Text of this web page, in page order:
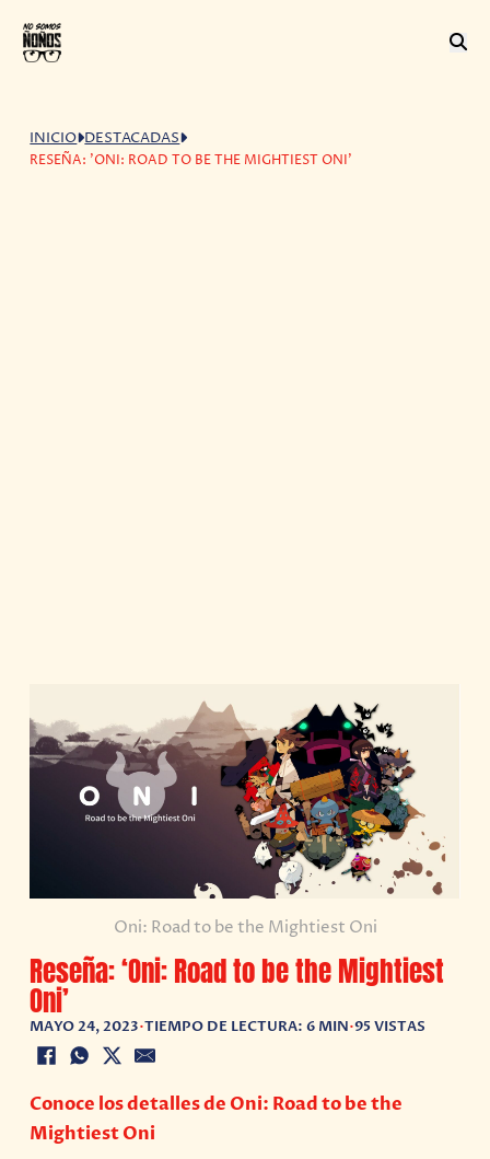
INICIO DESTACADAS
RESEÑA: 'ONI: ROAD TO BE THE MIGHTIEST ONI'
Oni: Road to be the Mightiest Oni
Reseña: ‘Oni: Road to be the Mightiest
Oni’
MAYO 24, 2023•TIEMPO DE LECTURA: 6 MIN•95 VISTAS
Conoce los detalles de Oni: Road to be the
Mightiest Oni